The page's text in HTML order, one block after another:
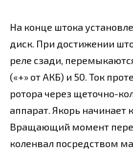
На конце штока
диск. При достижении
реле сзади,
(«+» от АКБ) и 50. Ток
ротора через щеточно-
аппарат. Якорь начинает
Вращающий момент
коленвал посредством